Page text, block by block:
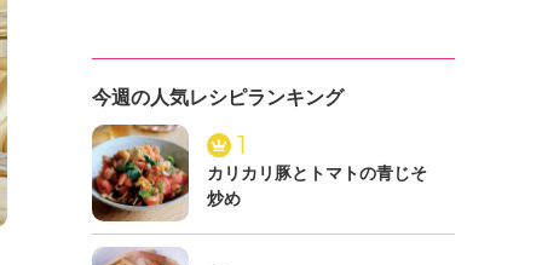
今週の人気レシピランキング
1
カリカリ豚とトマトの青じそ
炒め